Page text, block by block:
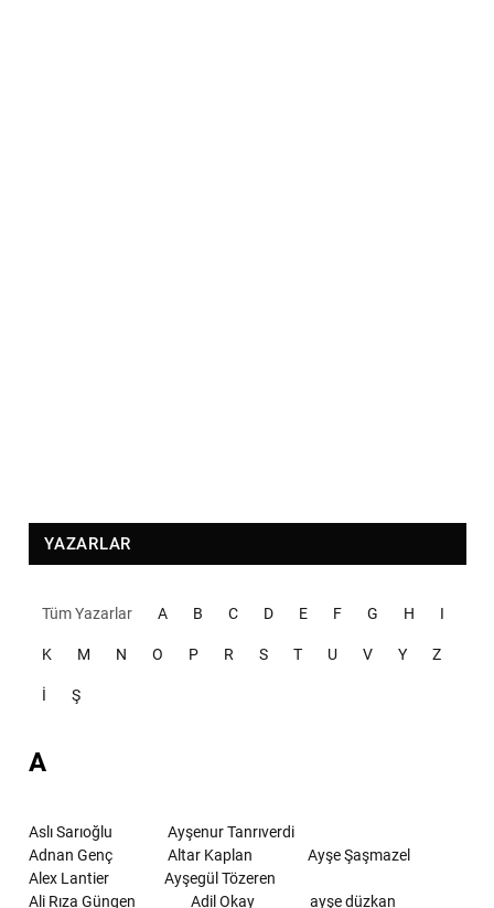
YAZARLAR
Tüm Yazarlar A B C D E F G H I
K M N O P R S T U V Y Z
İ Ş
A
Aslı Sarıoğlu
Ayşenur Tanrıverdi
Adnan Genç
Altar Kaplan
Ayşe Şaşmazel
Alex Lantier
Ayşegül Tözeren
Ali Rıza Güngen
Adil Okay ayşe düzkan